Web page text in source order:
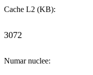
Cache L2 (KB):
3072
Numar nuclee: